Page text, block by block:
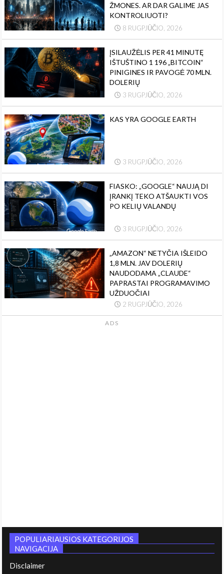
ŽMONES. AR DAR GALIME JAS
KONTROLIUOTI?
8 RUGPJŪČIO, 2026
ĮSILAUŽĖLIS PER 41 MINUTĘ
IŠTUŠTINO 1 196 „BITCOIN“
PINIGINES IR PAVOGĖ 70 MLN.
DOLERIŲ
3 RUGPJŪČIO, 2026
KAS YRA GOOGLE EARTH
3 RUGPJŪČIO, 2026
FIASKO: „GOOGLE“ NAUJĄ DI
ĮRANKĮ TEKO ATŠAUKTI VOS
PO KELIŲ VALANDŲ
3 RUGPJŪČIO, 2026
„AMAZON“ NETYČIA IŠLEIDO
1,8 MLN. JAV DOLERIŲ
NAUDODAMA „CLAUDE“
PAPRASTAI PROGRAMAVIMO
UŽDUOČIAI
2 RUGPJŪČIO, 2026
ADS
POPULIARIAUSIOS KATEGORIJOS
NAVIGACIJA
Disclaimer